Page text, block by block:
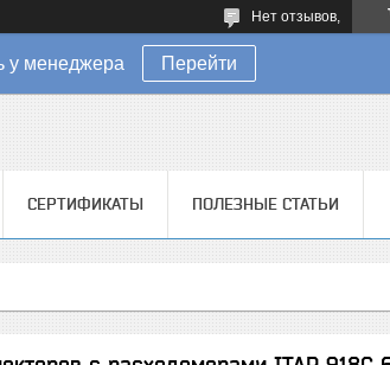
Нет отзывов,
у менеджера Перейти
СЕРТИФИКАТЫ ПОЛЕЗНЫЕ СТАТЬИ